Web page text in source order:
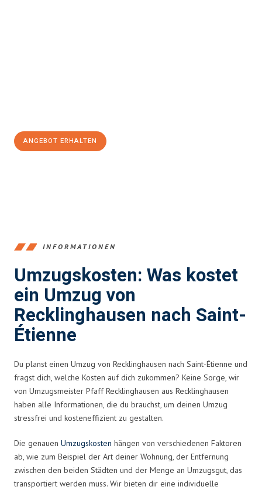
ANGEBOT ERHALTEN
INFORMATIONEN
Umzugskosten: Was kostet
ein Umzug von
Recklinghausen nach Saint-
Étienne
Du planst einen Umzug von Recklinghausen nach Saint-Étienne und
fragst dich, welche Kosten auf dich zukommen? Keine Sorge, wir
von Umzugsmeister Pfaff Recklinghausen aus Recklinghausen
haben alle Informationen, die du brauchst, um deinen Umzug
stressfrei und kosteneffizient zu gestalten.
Die genauen Umzugskosten hängen von verschiedenen Faktoren
ab, wie zum Beispiel der Art deiner Wohnung, der Entfernung
zwischen den beiden Städten und der Menge an Umzugsgut, das
transportiert werden muss. Wir bieten dir eine individuelle